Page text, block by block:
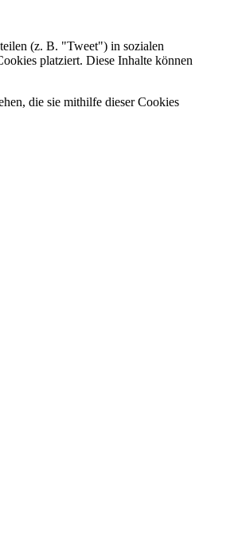
(z. B. "Tweet") in sozialen
platziert. Diese Inhalte können
die sie mithilfe dieser Cookies